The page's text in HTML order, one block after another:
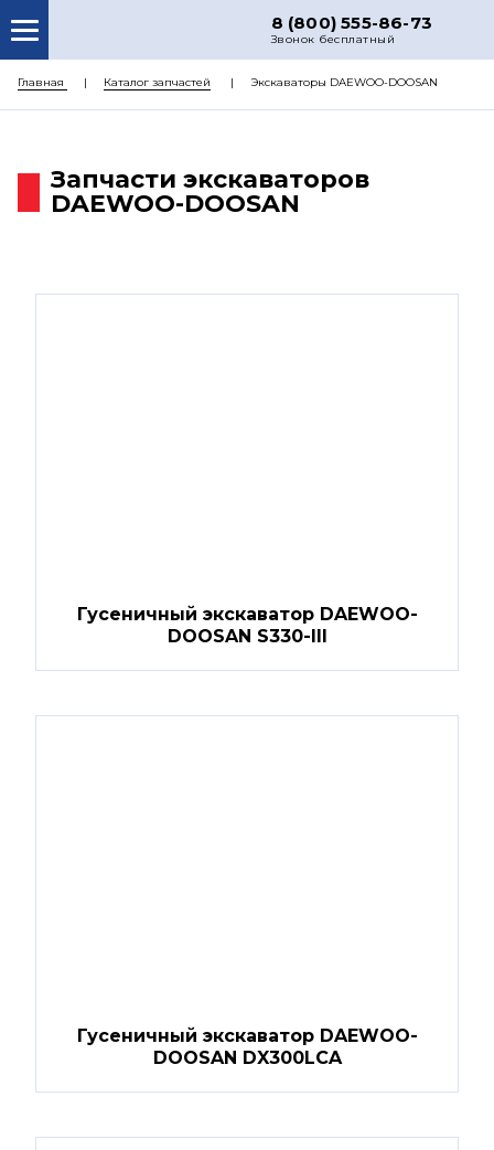
8 (800) 555-86-73
Звонок бесплатный
О НАС
ДОСТАВКА
Главная Каталог запчастей Экскаваторы DAEWOO-DOOSAN
Запчасти экскаваторов
DAEWOO-DOOSAN
Гусеничный экскаватор DAEWOO-
DOOSAN S330-III
Гусеничный экскаватор DAEWOO-
DOOSAN DX300LCA